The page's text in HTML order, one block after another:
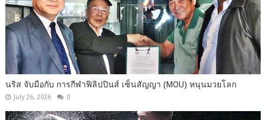
นริส จับมือกับ การกีฬาฟิลิปปินส์ เซ็นสัญญา (MOU) หนุนมวยโลก
July 26, 2026 0